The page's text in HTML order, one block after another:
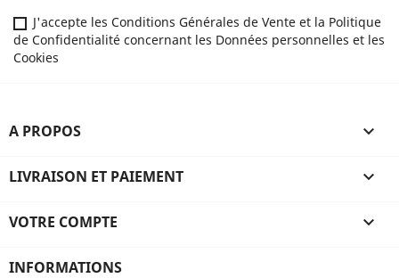
J'accepte les Conditions Générales de Vente et la Politique
de Confidentialité concernant les Données personnelles et les
Cookies
A PROPOS 
LIVRAISON ET PAIEMENT 
VOTRE COMPTE 
INFORMATIONS